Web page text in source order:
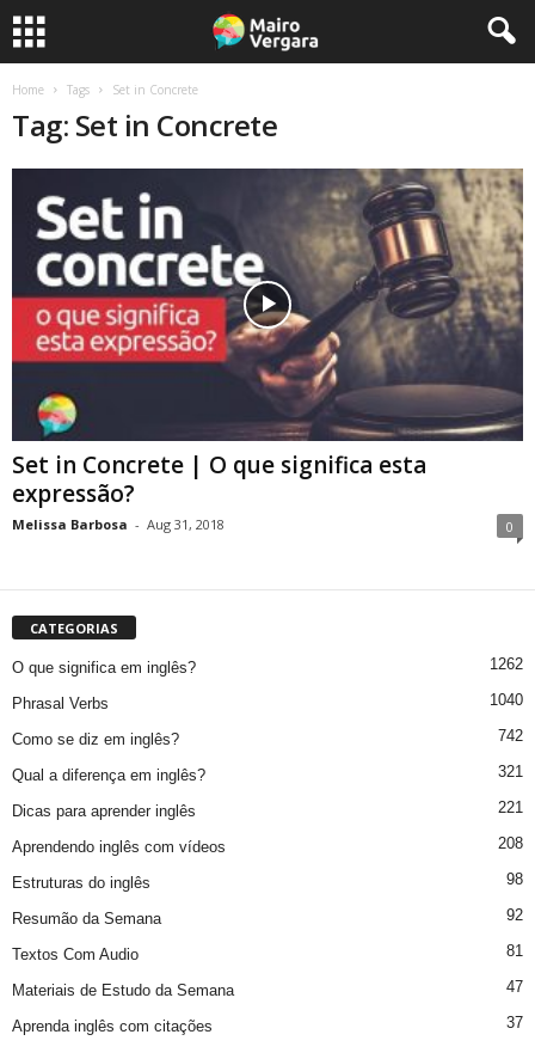
Home Tags Set in Concrete
Tag: Set in Concrete
Set in Concrete | O que significa esta
expressão?
Melissa Barbosa - Aug 31, 2018 0
CATEGORIAS
O que significa em inglês? 1262
Phrasal Verbs 1040
Como se diz em inglês? 742
Qual a diferença em inglês? 321
Dicas para aprender inglês 221
Aprendendo inglês com vídeos 208
Estruturas do inglês 98
Resumão da Semana 92
Textos Com Audio 81
Materiais de Estudo da Semana 47
Aprenda inglês com citações 37